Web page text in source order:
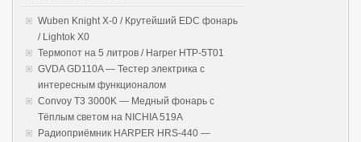
Wuben Knight X-0 / Крутейший EDC фонарь
/ Lightok X0
Термопот на 5 литров / Harper HTP-5T01
GVDA GD110A — Тестер электрика с
интересным функционалом
Convoy T3 3000K — Медный фонарь с
Тёплым светом на NICHIA 519A
Радиоприёмник HARPER HRS-440 —